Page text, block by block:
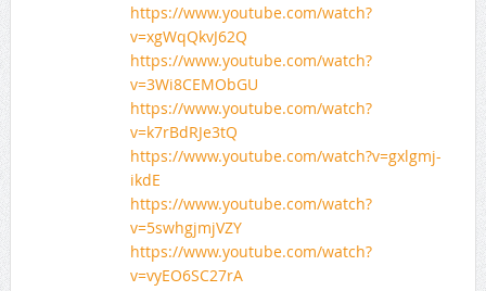
https://www.youtube.com/watch?
v=xgWqQkvJ62Q
https://www.youtube.com/watch?
v=3Wi8CEMObGU
https://www.youtube.com/watch?
v=k7rBdRJe3tQ
https://www.youtube.com/watch?v=gxlgmj-
ikdE
https://www.youtube.com/watch?
v=5swhgjmjVZY
https://www.youtube.com/watch?
v=vyEO6SC27rA